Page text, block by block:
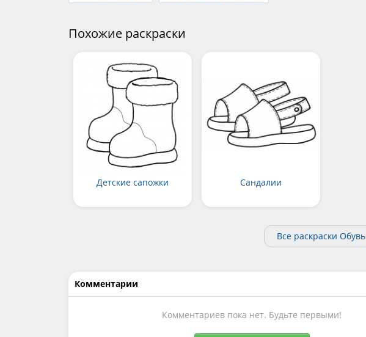
Похожие раскраски
Детские сапожки Сандалии
Все раскраски Обувь
Комментарии
Комментариев пока нет. Будьте первыми!